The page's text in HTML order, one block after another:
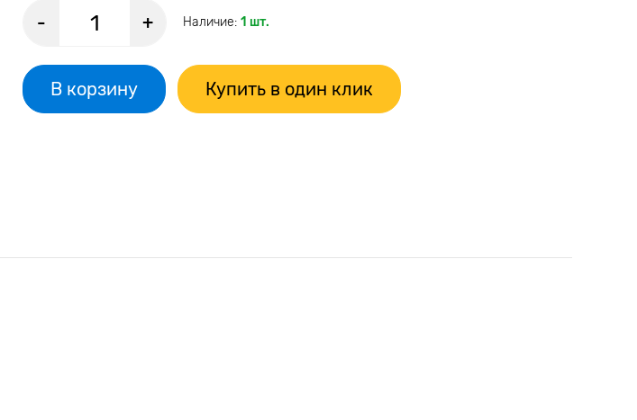
- + Наличие: 1 шт.
В корзину Купить в один клик